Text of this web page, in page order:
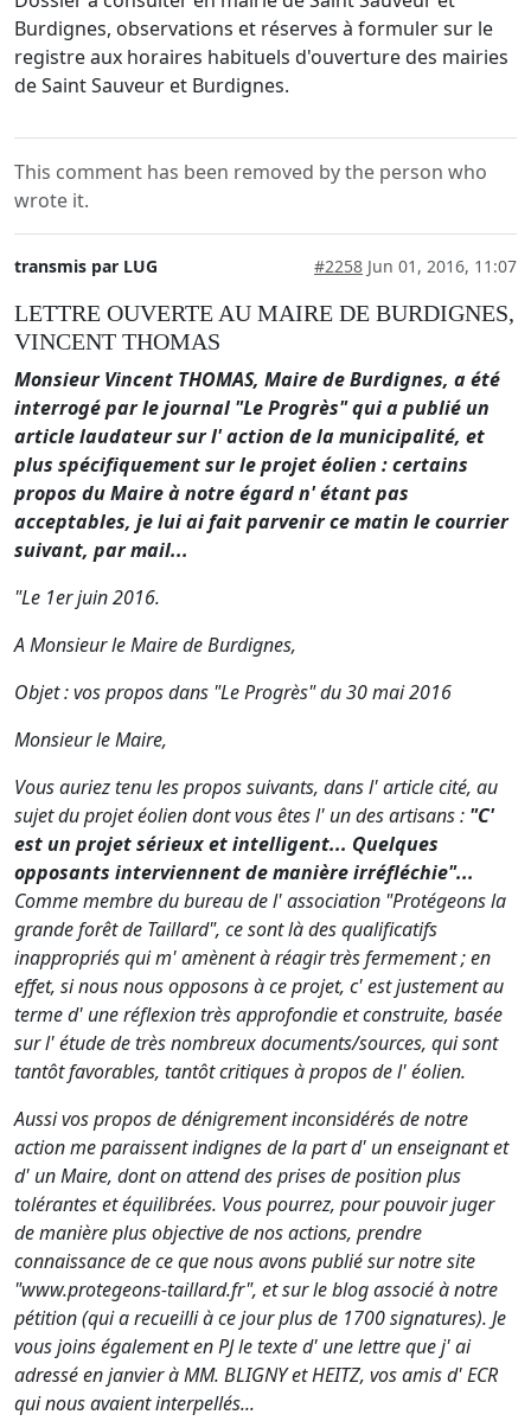
Burdignes, observations et réserves à formuler sur le
registre aux horaires habituels d'ouverture des mairies
de Saint Sauveur et Burdignes.
This comment has been removed by the person who
wrote it.
transmis par LUG #2258 Jun 01, 2016, 11:07
LETTRE OUVERTE AU MAIRE DE BURDIGNES,
VINCENT THOMAS
Monsieur Vincent THOMAS, Maire de Burdignes, a été
interrogé par le journal "Le Progrès" qui a publié un
article laudateur sur l' action de la municipalité, et
plus spécifiquement sur le projet éolien : certains
propos du Maire à notre égard n' étant pas
acceptables, je lui ai fait parvenir ce matin le courrier
suivant, par mail...
"Le 1er juin 2016.
A Monsieur le Maire de Burdignes,
Objet : vos propos dans "Le Progrès" du 30 mai 2016
Monsieur le Maire,
Vous auriez tenu les propos suivants, dans l' article cité, au
sujet du projet éolien dont vous êtes l' un des artisans : "C'
est un projet sérieux et intelligent... Quelques
opposants interviennent de manière irréfléchie"...
Comme membre du bureau de l' association "Protégeons la
grande forêt de Taillard", ce sont là des qualificatifs
inappropriés qui m' amènent à réagir très fermement ; en
effet, si nous nous opposons à ce projet, c' est justement au
terme d' une réflexion très approfondie et construite, basée
sur l' étude de très nombreux documents/sources, qui sont
tantôt favorables, tantôt critiques à propos de l' éolien.
Aussi vos propos de dénigrement inconsidérés de notre
action me paraissent indignes de la part d' un enseignant et
d' un Maire, dont on attend des prises de position plus
tolérantes et équilibrées. Vous pourrez, pour pouvoir juger
de manière plus objective de nos actions, prendre
connaissance de ce que nous avons publié sur notre site
"www.protegeons-taillard.fr", et sur le blog associé à notre
pétition (qui a recueilli à ce jour plus de 1700 signatures). Je
vous joins également en PJ le texte d' une lettre que j' ai
adressé en janvier à MM. BLIGNY et HEITZ, vos amis d' ECR
qui nous avaient interpellés...